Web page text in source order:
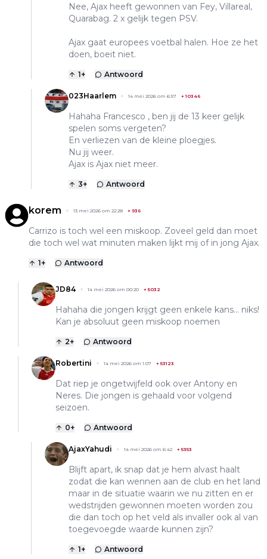
Nee, Ajax heeft gewonnen van Fey, Villareal,
Quarabag. 2 x gelijk tegen PSV.
Ajax gaat europees voetbal halen. Hoe ze het
doen, boeit niet.
1+ Antwoord
023Haarlem 14 mei 2026 om 6:57 +10346
Hahaha Francesco , ben jij de 13 keer gelijk
spelen soms vergeten?
En verliezen van de kleine ploegjes.
Nu jij weer.
Ajax is Ajax niet meer.
3+ Antwoord
korem 13 mei 2026 om 22:28 + 936
Carrizo is toch wel een miskoop. Zoveel geld dan moet
die toch wel wat minuten maken lijkt mij of in jong Ajax.
1+ Antwoord
JD84 14 mei 2026 om 00:20 + 5032
Hahaha die jongen krijgt geen enkele kans... niks!
Kan je absoluut geen miskoop noemen
2+ Antwoord
Robertini 14 mei 2026 om 1:07 + 53123
Dat riep je ongetwijfeld ook over Antony en
Neres. Die jongen is gehaald voor volgend
seizoen.
0+ Antwoord
AjaxYahudi 14 mei 2026 om 6:42 + 5353
Blijft apart, ik snap dat je hem alvast haalt
zodat die kan wennen aan de club en het land
maar in de situatie waarin we nu zitten en er
wedstrijden gewonnen moeten worden zou
die dan toch op het veld als invaller ook al van
toegevoegde waarde kunnen zijn?
1+ Antwoord